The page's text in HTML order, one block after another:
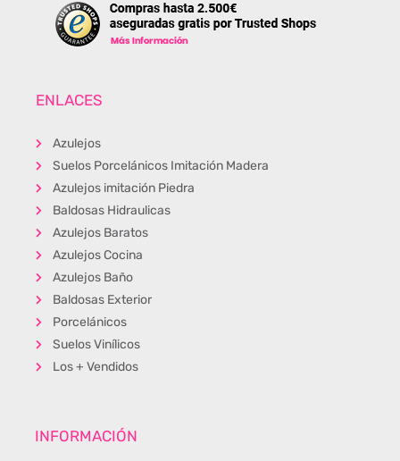
ENLACES
Azulejos
Suelos Porcelánicos Imitación Madera
Azulejos imitación Piedra
Baldosas Hidraulicas
Azulejos Baratos
Azulejos Cocina
Azulejos Baño
Baldosas Exterior
Porcelánicos
Suelos Vinílicos
Los + Vendidos
INFORMACIÓN